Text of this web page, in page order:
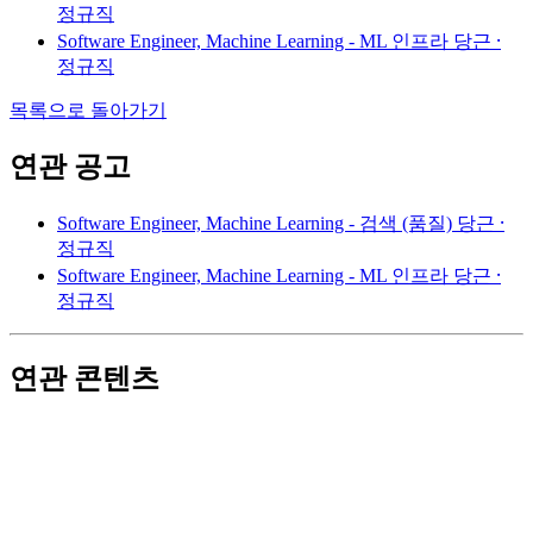
정규직
Software Engineer, Machine Learning - ML 인프라 당근 ⸱
정규직
목록으로 돌아가기
연관 공고
Software Engineer, Machine Learning - 검색 (품질) 당근 ⸱
정규직
Software Engineer, Machine Learning - ML 인프라 당근 ⸱
정규직
연관 콘텐츠